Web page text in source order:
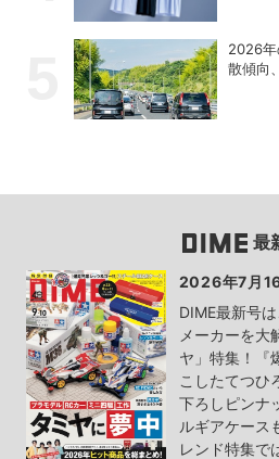
2026年
散傾向
最
2026年7月
DIME最新号
メーカーを大
ヤ」特集！『
こしたてつひ
下ろしピンナ
ルギアケース
レンド特集で